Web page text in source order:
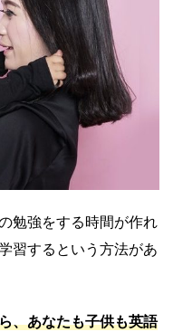
勉強をする時間が作れ
習するという方法があ
、あなたも子供も英語